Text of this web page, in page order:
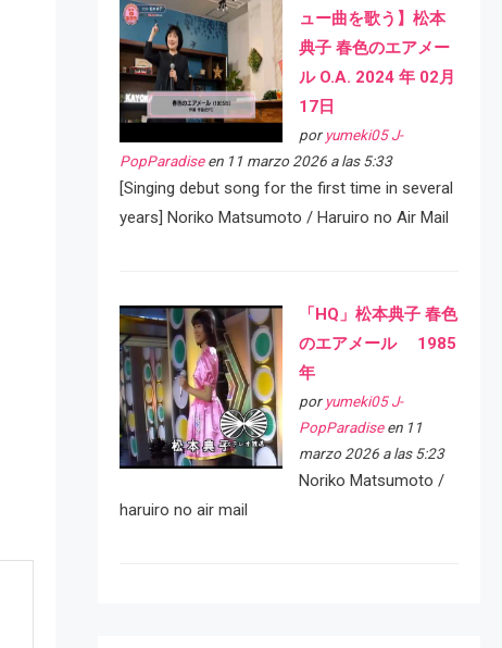
ュー曲を歌う】松本
典子 春色のエアメー
ル O.A. 2024 年 02月
17日
por yumeki05 J-
PopParadiseen 11 marzo 2026 a las 5:33
[Singing debut song for the first time in several
years] Noriko Matsumoto / Haruiro no Air Mail
「HQ」松本典子 春色
のエアメール 1985
年
por yumeki05 J-
PopParadiseen 11
marzo 2026 a las 5:23
Noriko Matsumoto /
haruiro no air mail